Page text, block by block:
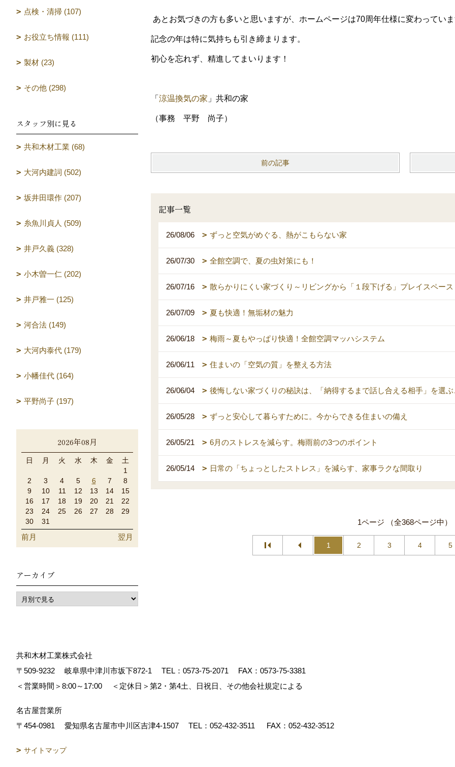
あとお気づきの方も多いと思いますが、ホームページは70周年仕様に変わってい
記念の年は特に気持ちも引き締まります。
初心を忘れず、精進してまいります！
「 涼温換気の家 」共和の家
（事務 平野 尚子）
前の記事
記事一覧
26/08/06 ずっと空気がめぐる、熱がこもらない家
26/07/30 全館空調で、夏の虫対策にも！
26/07/16 散らかりにくい家づくり～リビングから「１段下げる」プレイスペース
26/07/09 夏も快適！無垢材の魅力
26/06/18 梅雨～夏もやっぱり快適！全館空調マッハシステム
26/06/11 住まいの「空気の質」を整える方法
26/06/04 後悔しない家づくりの秘訣は、「納得するまで話し合える相手」を選
26/05/28 ずっと安心して暮らすために。今からできる住まいの備え
26/05/21 6月のストレスを減らす。梅雨前の3つのポイント
26/05/14 日常の「ちょっとしたストレス」を減らす、家事ラクな間取り
1ページ （全368ページ中）
1 2 3 4 5
点検・清掃 (107)
お役立ち情報 (111)
製材 (23)
その他 (298)
スタッフ別に見る
共和木材工業 (68)
大河内建詞 (502)
坂井田環作 (207)
糸魚川貞人 (509)
井戸久義 (328)
小木曽一仁 (202)
井戸雅一 (125)
河合法 (149)
大河内泰代 (179)
小幡佳代 (164)
平野尚子 (197)
2026年08月
日 月 火 水 木 金
土
1
2
3 4 5 6 7
8
9
10 11 12 13 14
15
16
17 18 19 20 21
22
23
24 25 26 27 28
29
30
31
前月 翌月
アーカイブ
共和木材工業株式会社
〒509-9232
岐阜県中津川市坂下872‐1 TEL： 0573-75-2071
FAX：0573-75-3381
＜営業時間＞8:00～17:00
＜定休日＞第2・第4土、日祝日、その他会社規定による
名古屋営業所
〒454-0981
愛知県名古屋市中川区吉津4-1507 TEL： 052-432-3511 FAX：052-432-3512
サイトマップ